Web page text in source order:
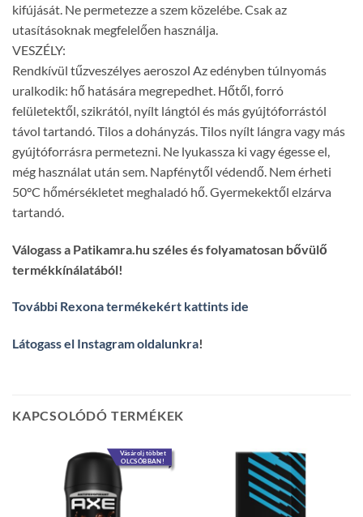
kifújását. Ne permetezze a szem közelébe. Csak az
utasításoknak megfelelően használja.
VESZÉLY:
Rendkívül tűzveszélyes aeroszol Az edényben túlnyomás
uralkodik: hő hatására megrepedhet. Hőtől, forró
felületektől, szikrától, nyílt lángtól és más gyújtóforrástól
távol tartandó. Tilos a dohányzás. Tilos nyílt lángra vagy más
gyújtóforrásra permetezni. Ne lyukassza ki vagy égesse el,
még használat után sem. Napfénytől védendő. Nem érheti
50°C hőmérsékletet meghaladó hő. Gyermekektől elzárva
tartandó.
Válogass a Patikamra.hu széles és folyamatosan bővülő
termékkínálatából!
További Rexona termékekért kattints ide
Látogass el Instagram oldalunkra!
KAPCSOLÓDÓ TERMÉKEK
Vásárolj többet
OLCSÓBBAN!